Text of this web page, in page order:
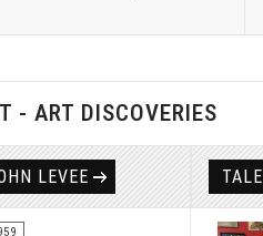
- ART DISCOVERIES
LEVEE